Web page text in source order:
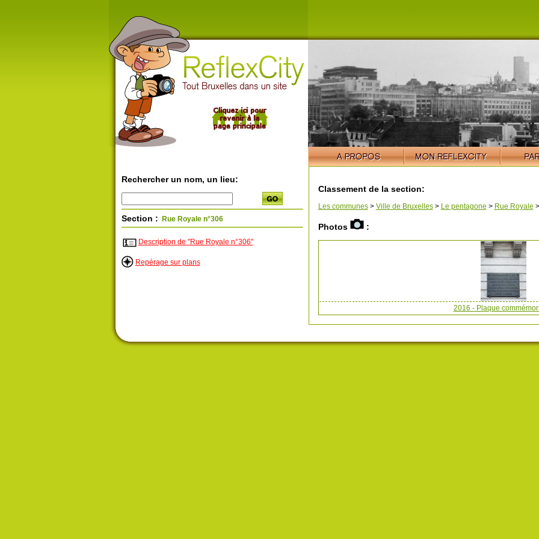
Rechercher un nom, un lieu:
Section : Rue Royale n°306
Description de "Rue Royale n°306"
Repérage sur plans
Classement de la section:
Les communes> Ville de Bruxelles> Le pentagone > Rue Royale >
Photos :
2016 - Plaque